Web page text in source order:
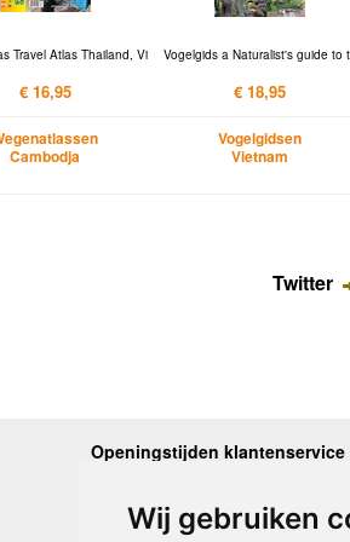
Wij gebruiken
Travel Atlas Thailand, Vi
€ 16,95
Cambodja
Vogelgids a Naturalist's guide to
€ 18,95
Vogelgidsen
Vietnam
Twitter
Openingstijden klantenservice
Woensdag
10.00 - 12.30 en